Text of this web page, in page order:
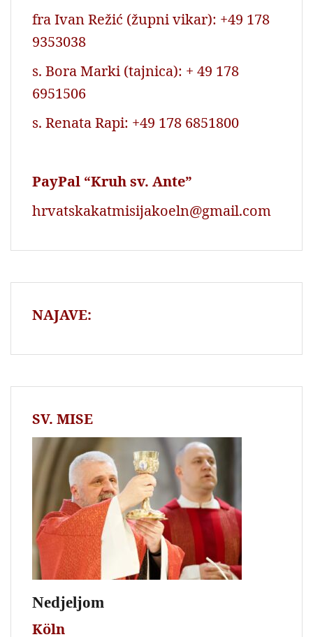
fra Ivan Režić (župni vikar): +49 178
9353038
s. Bora Marki (tajnica): + 49 178
6951506
s. Renata Rapi: +49 178 6851800
PayPal “Kruh sv. Ante”
hrvatskakatmisijakoeln@gmail.com
NAJAVE:
SV. MISE
Nedjeljom
Köln